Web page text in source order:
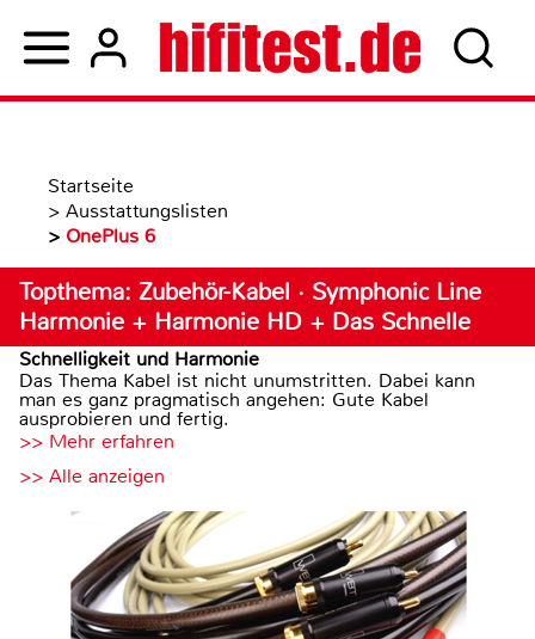
Startseite
> Ausstattungslisten
> OnePlus 6
Topthema: Zubehör-Kabel · Symphonic Line
Harmonie + Harmonie HD + Das Schnelle
Schnelligkeit und Harmonie
Das Thema Kabel ist nicht unumstritten. Dabei kann
man es ganz pragmatisch angehen: Gute Kabel
ausprobieren und fertig.
>> Mehr erfahren
>> Alle anzeigen